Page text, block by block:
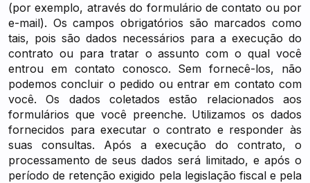
(por exemplo, através do formulário de contato ou por
e-mail). Os campos obrigatórios são marcados como
tais, pois são dados necessários para a execução do
contrato ou para tratar o assunto com o qual você
entrou em contato conosco. Sem fornecê-los, não
podemos concluir o pedido ou entrar em contato com
você. Os dados coletados estão relacionados aos
formulários que você preenche. Utilizamos os dados
fornecidos para executar o contrato e responder às
suas consultas. Após a execução do contrato, o
processamento de seus dados será limitado, e após o
período de retenção exigido pela legislação fiscal e pela